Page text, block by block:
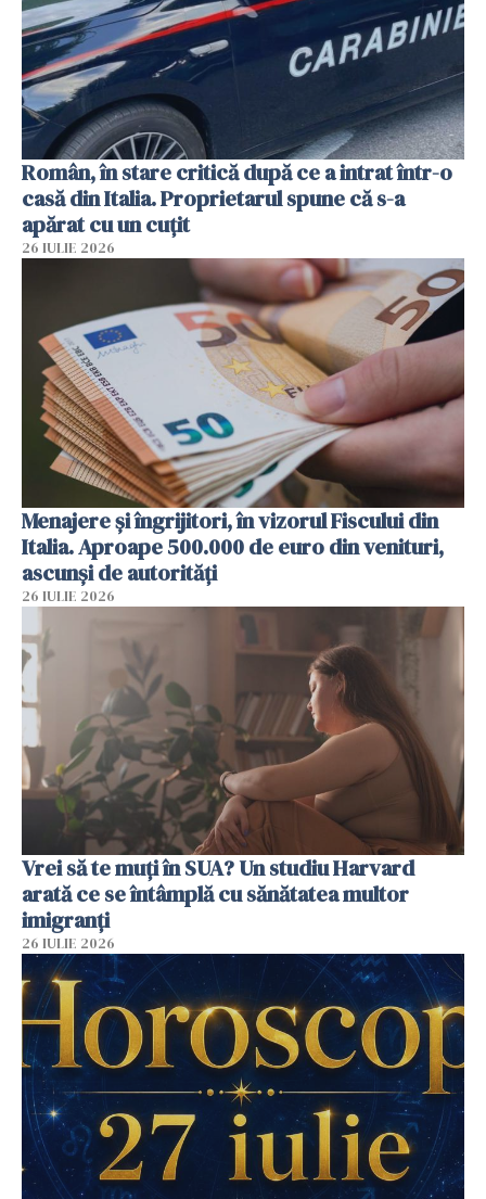
Român, în stare critică după ce a intrat într-o
casă din Italia. Proprietarul spune că s-a
apărat cu un cuțit
26 IULIE 2026
Menajere și îngrijitori, în vizorul Fiscului din
Italia. Aproape 500.000 de euro din venituri,
ascunși de autorități
26 IULIE 2026
Vrei să te muți în SUA? Un studiu Harvard
arată ce se întâmplă cu sănătatea multor
imigranți
26 IULIE 2026